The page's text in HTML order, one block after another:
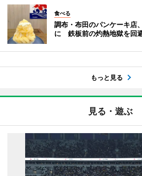
食べる
調布・布田のパンケーキ店
に 鉄板前の灼熱地獄を回
もっと見る
見る・遊ぶ